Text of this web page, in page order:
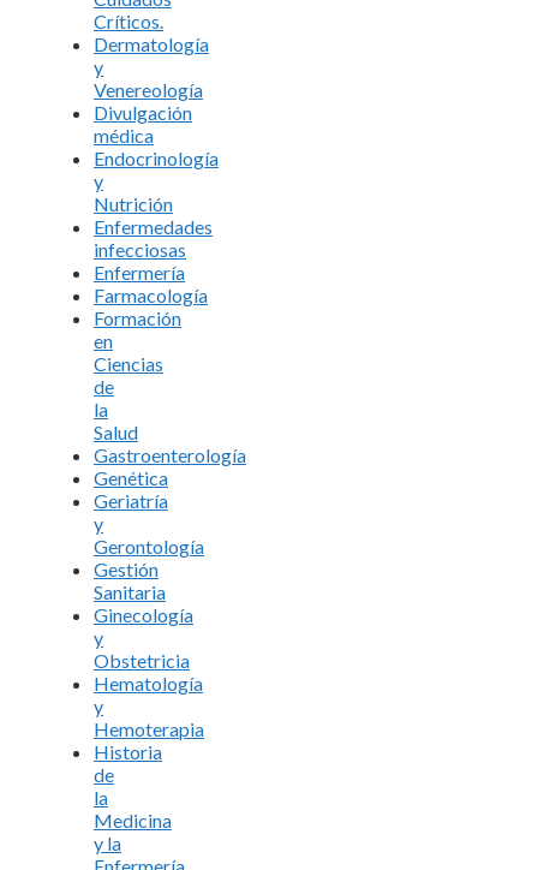
Críticos.
Dermatología
y
Venereología
Divulgación
médica
Endocrinología
y
Nutrición
Enfermedades
infecciosas
Enfermería
Farmacología
Formación
en
Ciencias
de
la
Salud
Gastroenterología
Genética
Geriatría
y
Gerontología
Gestión
Sanitaria
Ginecología
y
Obstetricia
Hematología
y
Hemoterapia
Historia
de
la
Medicina
y la